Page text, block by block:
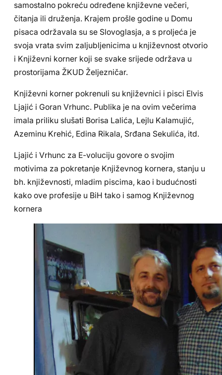
samostalno pokreću određene književne večeri,
čitanja ili druženja. Krajem prošle godine u Domu
pisaca održavala su se Slovoglasja, a s proljeća je
svoja vrata svim zaljubljenicima u književnost otvorio
i Književni korner koji se svake srijede održava u
prostorijama ŽKUD Željezničar.
Književni korner pokrenuli su književnici i pisci Elvis
Ljajić i Goran Vrhunc. Publika je na ovim večerima
imala priliku slušati Borisa Lalića, Lejlu Kalamujić,
Azeminu Krehić, Edina Rikala, Srđana Sekulića, itd.
Ljajić i Vrhunc za E-voluciju govore o svojim
motivima za pokretanje Književnog kornera, stanju u
bh. književnosti, mladim piscima, kao i budućnosti
kako ove profesije u BiH tako i samog Književnog
kornera